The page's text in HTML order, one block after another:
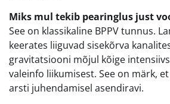
Miks mul tekib pearinglus just
See on klassikaline BPPV tunnus.
keerates liiguvad sisekõrva
gravitatsiooni mõjul kõige
valeinfo liikumisest. See on märk,
arsti juhendamisel asendiravi.